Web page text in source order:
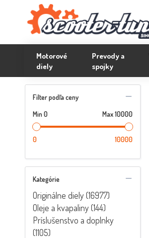
Motorové
diely
Prevody a
spojky
Filter podľa ceny
Min0 Max10000
0 10000
Kategórie
Originálne diely (16977)
Oleje a kvapaliny (144)
Príslušenstvo a doplnky
(1105)